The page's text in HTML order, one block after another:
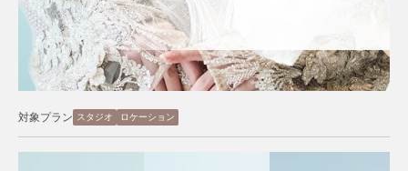
対象プラン スタジオ ロケーション